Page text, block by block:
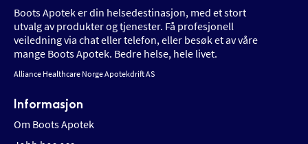
Boots Apotek er din helsedestinasjon, med et stort
utvalg av produkter og tjenester. Få profesjonell
veiledning via chat eller telefon, eller besøk et av våre
mange Boots Apotek. Bedre helse, hele livet.
Alliance Healthcare Norge Apotekdrift AS
Informasjon
Om Boots Apotek